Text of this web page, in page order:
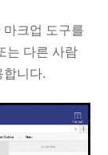
크업 도구를
는 다른 사람
합니다.